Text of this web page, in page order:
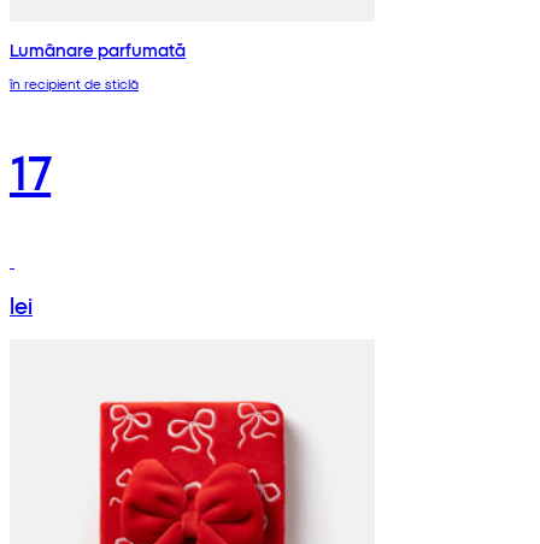
Lumânare parfumată
în recipient de sticlă
17
lei